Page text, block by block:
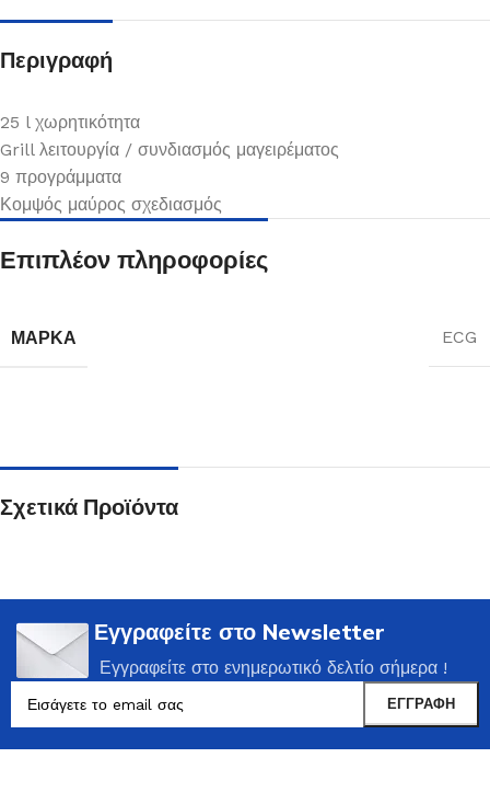
Περιγραφή
25 l χωρητικότητα
Grill λειτουργία / συνδιασμός μαγειρέματος
9 προγράμματα
Κομψός μαύρος σχεδιασμός
Επιπλέον πληροφορίες
ΜΆΡΚΑ ECG
Σχετικά Προϊόντα
Εγγραφείτε στο Newsletter
Εγγραφείτε στο ενημερωτικό δελτίο σήμερα !